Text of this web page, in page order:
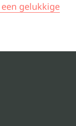
gelukkige